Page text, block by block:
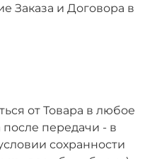
Заказа и Договора в
от Товара в любое
передачи - в
сохранности